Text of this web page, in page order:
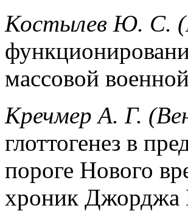
Костылев Ю. С.
массовой
Кречмер А. Г.
глоттогенез в
пороге Нового
хроник Джорджа